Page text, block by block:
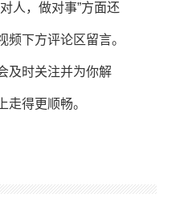
人，做对事”方面还
频下方评论区留言。
及时关注并为你解
走得更顺畅。